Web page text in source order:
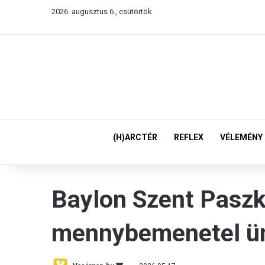
2026. augusztus 6., csütörtök
(H)ARCTÉR REFLEX VÉLEMÉNY
Baylon Szent
mennybemenetel